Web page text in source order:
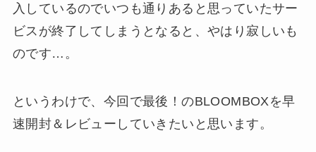
入しているのでいつも通りあると思っていたサー
ビスが終了してしまうとなると、やはり寂しいも
のです…。
というわけで、今回で最後！のBLOOMBOXを早
速開封＆レビューしていきたいと思います。